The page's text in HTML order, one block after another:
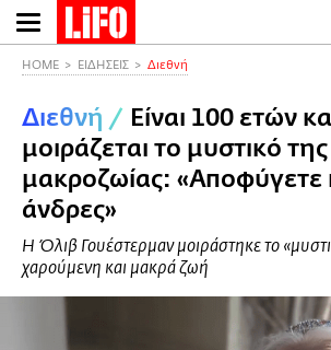
Παράκαμψη
προς
περιεχόμενο
HOME ΕΙΔΗΣΕΙΣ Διεθνή
Διεθνή / Είναι 100 ετών
μοιράζεται το μυστικό της
μακροζωίας: «Αποφύγετε
άνδρες»
Η Όλιβ Γουέστερμαν μοιράστηκε το
χαρούμενη και μακρά ζωή